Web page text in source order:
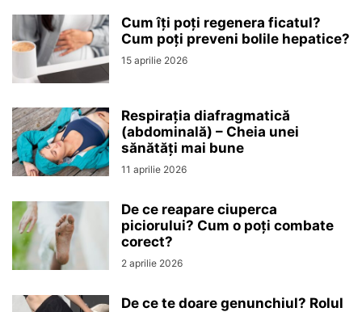
Cum îți poți regenera ficatul?
Cum poți preveni bolile hepatice?
15 aprilie 2026
Respirația diafragmatică
(abdominală) – Cheia unei
sănătăți mai bune
11 aprilie 2026
De ce reapare ciuperca
piciorului? Cum o poți combate
corect?
2 aprilie 2026
De ce te doare genunchiul? Rolul